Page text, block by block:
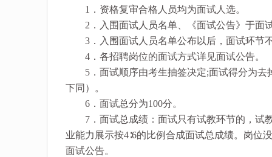
1．资格复审合格人员均为面试人选。
2．入围面试人员名单、《面试公告》于面
3．入围面试人员名单公布以后，面试环节
4．各招聘岗位的面试方式详见面试公告。
5．面试顺序由考生抽签决定;面试得分为去
下同）。
6．面试总分为100分。
7．面试总成绩：面试只有试教环节的，试
业能力展示按4∶6的比例合成面试总成绩。岗位
面试公告。